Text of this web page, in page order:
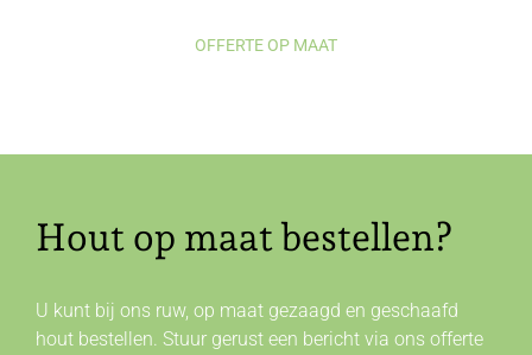
OFFERTE OP MAAT
Hout op maat bestellen?
U kunt bij ons ruw, op maat gezaagd en geschaafd
hout bestellen. Stuur gerust een bericht via ons offerte